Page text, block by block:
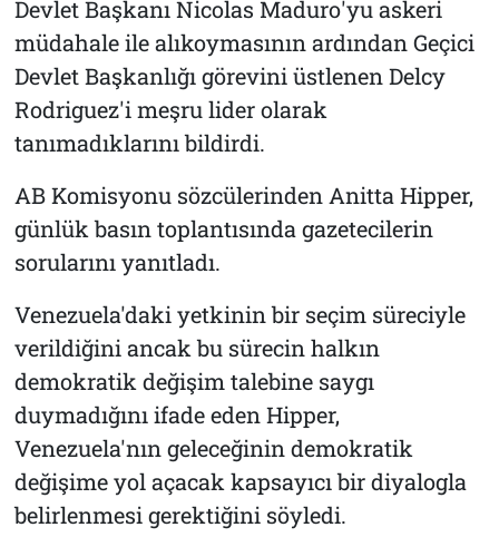
Devlet Başkanı Nicolas Maduro'yu askeri
müdahale ile alıkoymasının ardından Geçici
Devlet Başkanlığı görevini üstlenen Delcy
Rodriguez'i meşru lider olarak
tanımadıklarını bildirdi.
AB Komisyonu sözcülerinden Anitta Hipper,
günlük basın toplantısında gazetecilerin
sorularını yanıtladı.
Venezuela'daki yetkinin bir seçim süreciyle
verildiğini ancak bu sürecin halkın
demokratik değişim talebine saygı
duymadığını ifade eden Hipper,
Venezuela'nın geleceğinin demokratik
değişime yol açacak kapsayıcı bir diyalogla
belirlenmesi gerektiğini söyledi.